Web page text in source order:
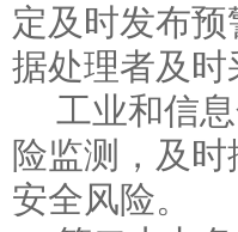
定及时发布
据处理者及时
工业和信
险监测，及
安全风险。